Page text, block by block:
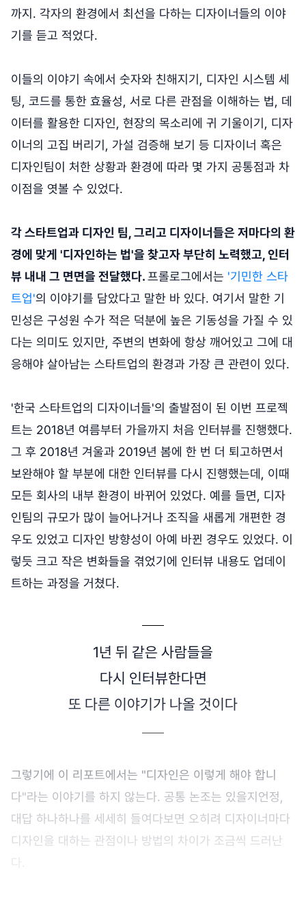
까지. 각자의 환경에서 최선을 다하는 디자이너들의 이야
기를 듣고 적었다.
이들의 이야기 속에서 숫자와 친해지기, 디자인 시스템 세
팅, 코드를 통한 효율성, 서로 다른 관점을 이해하는 법, 데
이터를 활용한 디자인, 현장의 목소리에 귀 기울이기, 디자
이너의 고집 버리기, 가설 검증해 보기 등 디자이너 혹은
디자인팀이 처한 상황과 환경에 따라 몇 가지 공통점과 차
이점을 엿볼 수 있었다.
각 스타트업과 디자인 팀, 그리고 디자이너들은 저마다의 환
경에 맞게 '디자인하는 법'을 찾고자 부단히 노력했고, 인터
뷰 내내 그 면면을 전달했다.프롤로그에서는 '기민한 스타
트업'의 이야기를 담았다고 말한 바 있다. 여기서 말한 기
민성은 구성원 수가 적은 덕분에 높은 기동성을 가질 수 있
다는 의미도 있지만, 주변의 변화에 항상 깨어있고 그에 대
응해야 살아남는 스타트업의 환경과 가장 큰 관련이 있다.
'한국 스타트업의 디자이너들'의 출발점이 된 이번 프로젝
트는 2018년 여름부터 가을까지 처음 인터뷰를 진행했다.
그 후 2018년 겨울과 2019년 봄에 한 번 더 퇴고하면서
보완해야 할 부분에 대한 인터뷰를 다시 진행했는데, 이때
모든 회사의 내부 환경이 바뀌어 있었다. 예를 들면, 디자
인팀의 규모가 많이 늘어나거나 조직을 새롭게 개편한 경
우도 있었고 디자인 방향성이 아예 바뀐 경우도 있었다. 이
렇듯 크고 작은 변화들을 겪었기에 인터뷰 내용도 업데이
트하는 과정을 거쳤다.
1년 뒤 같은 사람들을
다시 인터뷰한다면
또 다른 이야기가 나올 것이다
그렇기에 이 리포트에서는 "디자인은 이렇게 해야 합니
다"라는 이야기를 하지 않는다. 공통 논조는 있을지언정,
대답 하나하나를 세세히 들여다보면 오히려 디자이너마다
디자인을 대하는 관점이나 방법의 차이가 조금씩 드러난
다.